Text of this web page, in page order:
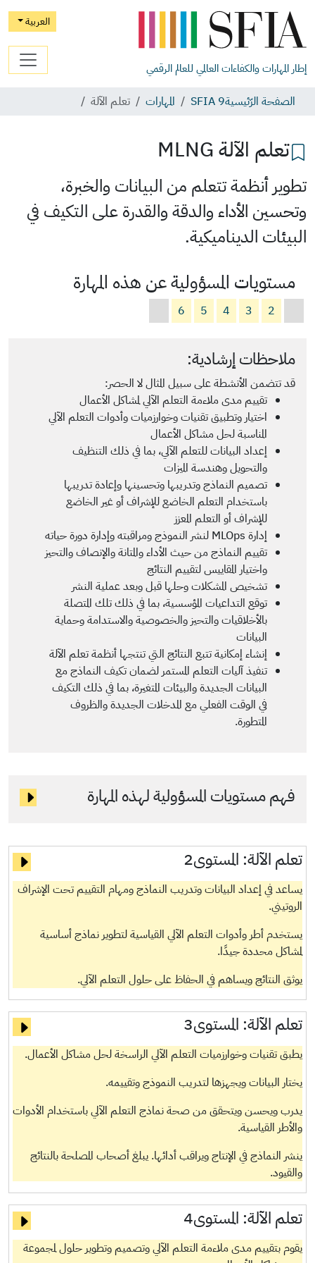
العربية
إطار المهارات والكفاءات العالمي للعالم الرقمي
الصفحة الرّئيسيةSFIA 9 المهارات تعلم الآلة
تعلم الآلةMLNG
تطوير أنظمة تتعلم من البيانات والخبرة،
وتحسين الأداء والدقة والقدرة على التكيف في
البيئات الديناميكية.
مستويات المسؤولية عن هذه المهارة
2
3
4
5
6
ملاحظات إرشادية:
قد تتضمن الأنشطة على سبيل المثال لا الحصر:
تقييم مدى ملاءمة التعلم الآلي لمشاكل الأعمال
اختيار وتطبيق تقنيات وخوارزميات وأدوات التعلم الآلي
المناسبة لحل مشاكل الأعمال
إعداد البيانات للتعلم الآلي، بما في ذلك التنظيف
والتحويل وهندسة الميزات
تصميم النماذج وتدريبها وتحسينها وإعادة تدريبها
باستخدام التعلم الخاضع للإشراف أو غير الخاضع
للإشراف أو التعلم المعزز
إدارة MLOps لنشر النموذج ومراقبته وإدارة دورة حياته
تقييم النماذج من حيث الأداء والمتانة والإنصاف والتحيز
واختيار المقاييس لتقييم النتائج
تشخيص المشكلات وحلها قبل وبعد عملية النشر
توقع التداعيات المؤسسية، بما في ذلك تلك المتصلة
بالأخلاقيات والتحيز والخصوصية والاستدامة وحماية
البيانات
إنشاء إمكانية تتبع النتائج التي تنتجها أنظمة تعلم الآلة
تنفيذ آليات التعلم المستمر لضمان تكيف النماذج مع
البيانات الجديدة والبيئات المتغيرة، بما في ذلك التكيف
في الوقت الفعلي مع المدخلات الجديدة والظروف
المتطورة.
فهم مستويات المسؤولية لهذه المهارة
تعلم الآلة: المستوى2
يساعد في إعداد البيانات وتدريب النماذج ومهام التقييم تحت الإشراف
الروتيني.
يستخدم أطر وأدوات التعلم الآلي القياسية لتطوير نماذج أساسية
لمشاكل محددة جيدًا.
يوثق النتائج ويساهم في الحفاظ على حلول التعلم الآلي.
تعلم الآلة: المستوى3
يطبق تقنيات وخوارزميات التعلم الآلي الراسخة لحل مشاكل الأعمال.
يختار البيانات ويجهزها لتدريب النموذج وتقييمه.
يدرب ويحسن ويتحقق من صحة نماذج التعلم الآلي باستخدام الأدوات
والأطر القياسية.
ينشر النماذج في الإنتاج ويراقب أدائها. يبلغ أصحاب المصلحة بالنتائج
والقيود.
تعلم الآلة: المستوى4
يقوم بتقييم مدى ملاءمة التعلم الآلي وتصميم وتطوير حلول لمجموعة